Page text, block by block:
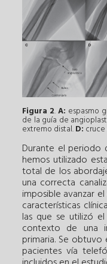
Figura 2.A: espasmo
de la guía de
extremo distal.D:
Durante el periodo
hemos utilizado
total de los
una correcta
imposible avanzar
características
las que se utilizó
contexto de una
primaria. Se
pacientes vía